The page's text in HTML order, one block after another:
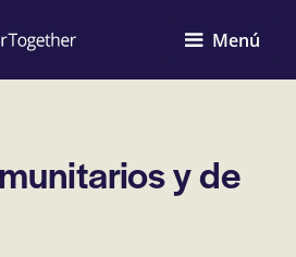
Menú
y de